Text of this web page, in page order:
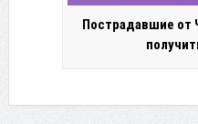
Пострадавшие от